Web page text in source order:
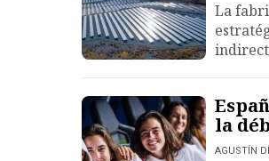
La
la
AGUSTÍN